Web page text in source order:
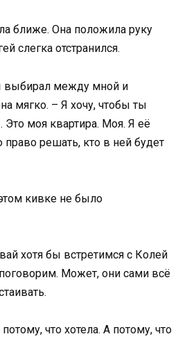
ближе. Она положила руку
слегка отстранился.
выбирал между мной и
мягко. – Я хочу, чтобы ты
моя квартира. Моя. Я её
решать, кто в ней будет
кивке не было
хотя бы встретимся с Колей
Может, они сами всё
что хотела. А потому, что